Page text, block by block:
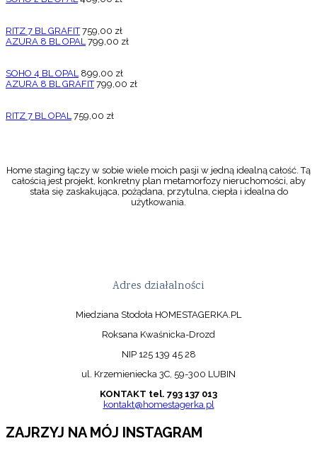
RITZ 7 BL GRAFIT 759,00 zł
AZURA 8 BL OPAL 799,00 zł
SOHO 4 BL OPAL 899,00 zł
AZURA 8 BL GRAFIT 799,00 zł
RITZ 7 BL OPAL 759,00 zł
Home staging łączy w sobie wiele moich pasji w jedną idealną całość. Tą
całością jest projekt, konkretny plan metamorfozy nieruchomości, aby
stała się zaskakująca, pożądana, przytulna, ciepła i idealna do
użytkowania.
Adres działalności
Miedziana Stodoła HOMESTAGERKA.PL
Roksana Kwaśnicka-Drozd
NIP 125 139 45 28
ul. Krzemieniecka 3C, 59-300 LUBIN
KONTAKT tel. 793 137 013
kontakt@homestagerka.pl
ZAJRZYJ NA MÓJ INSTAGRAM